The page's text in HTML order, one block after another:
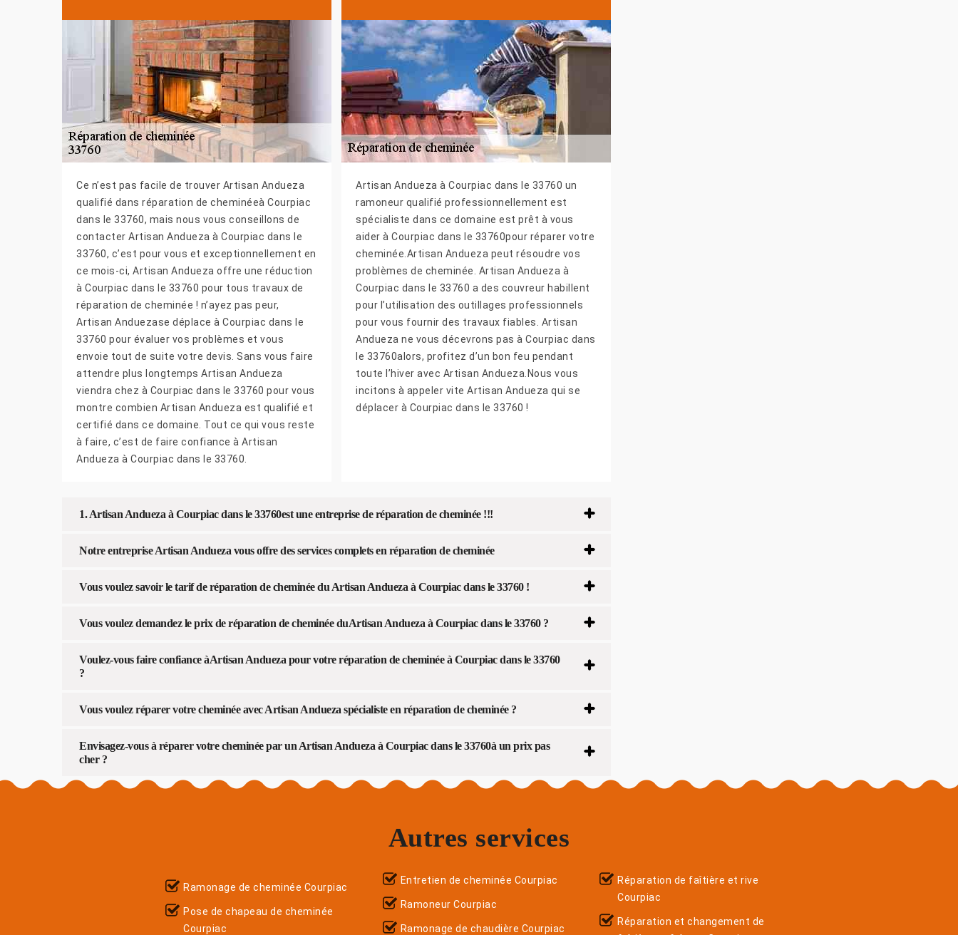
Ce n’est pas facile de trouver Artisan Andueza
qualifié dans réparation de cheminéeà Courpiac
dans le 33760, mais nous vous conseillons de
contacter Artisan Andueza à Courpiac dans le
33760, c’est pour vous et exceptionnellement en
ce mois-ci, Artisan Andueza offre une réduction
à Courpiac dans le 33760 pour tous travaux de
réparation de cheminée ! n’ayez pas peur,
Artisan Anduezase déplace à Courpiac dans le
33760 pour évaluer vos problèmes et vous
envoie tout de suite votre devis. Sans vous faire
attendre plus longtemps Artisan Andueza
viendra chez à Courpiac dans le 33760 pour vous
montre combien Artisan Andueza est qualifié et
certifié dans ce domaine. Tout ce qui vous reste
à faire, c’est de faire confiance à Artisan
Andueza à Courpiac dans le 33760.
Artisan Andueza à Courpiac dans le 33760 un
ramoneur qualifié professionnellement est
spécialiste dans ce domaine est prêt à vous
aider à Courpiac dans le 33760pour réparer votre
cheminée.Artisan Andueza peut résoudre vos
problèmes de cheminée. Artisan Andueza à
Courpiac dans le 33760 a des couvreur habillent
pour l’utilisation des outillages professionnels
pour vous fournir des travaux fiables. Artisan
Andueza ne vous décevrons pas à Courpiac dans
le 33760alors, profitez d’un bon feu pendant
toute l’hiver avec Artisan Andueza.Nous vous
incitons à appeler vite Artisan Andueza qui se
déplacer à Courpiac dans le 33760 !
1. Artisan Andueza à Courpiac dans le 33760est une entreprise de réparation de cheminée !!!
Notre entreprise Artisan Andueza vous offre des services complets en réparation de cheminée
Vous voulez savoir le tarif de réparation de cheminée du Artisan Andueza à Courpiac dans le 33760 !
Vous voulez demandez le prix de réparation de cheminée duArtisan Andueza à Courpiac dans le 33760 ?
Voulez-vous faire confiance àArtisan Andueza pour votre réparation de cheminée à Courpiac dans le 33760
?
Vous voulez réparer votre cheminée avec Artisan Andueza spécialiste en réparation de cheminée ?
Envisagez-vous à réparer votre cheminée par un Artisan Andueza à Courpiac dans le 33760à un prix pas
cher ?
Autres services
Ramonage de cheminée Courpiac
Pose de chapeau de cheminée
Courpiac
Entretien de cheminée Courpiac
Ramoneur Courpiac
Ramonage de chaudière Courpiac
Réparation de faîtière et rive
Courpiac
Réparation et changement de